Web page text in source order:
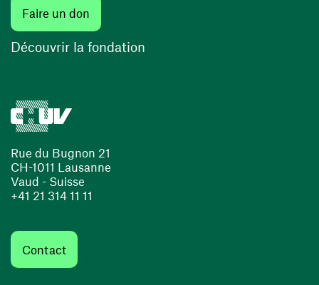
Rue du Bugnon 21
CH-1011 Lausanne
Vaud - Suisse
+41 21 314 11 11
Contact
Faire un don
Découvrir la fondation